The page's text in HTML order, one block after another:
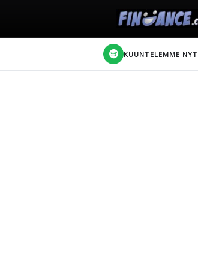
KUUNTELEMME NYT